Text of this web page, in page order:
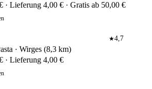
· Lieferung 4,00 € · Gratis ab 50,00 €
★4,7
· Wirges (8,3 km)
· Lieferung 4,00 €